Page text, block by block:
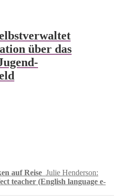
über das
auf Reise Julie Henderson:
teacher (English language e-